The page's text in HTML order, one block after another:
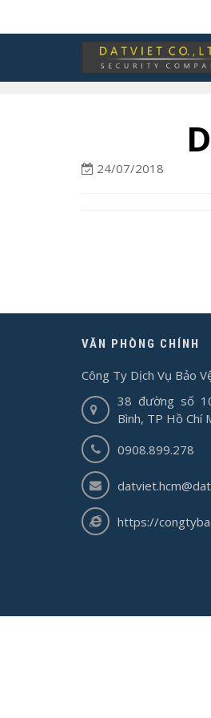
24/07/2018
VĂN PHÒNG CHÍNH
Công Ty Dịch Vụ Bảo
38 đường số
Bình, TP Hồ Chí
0908.899.278
https://